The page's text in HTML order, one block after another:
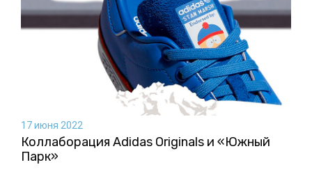
17 июня 2022
Коллаборация Аdidas Originals и «Южный
Парк»